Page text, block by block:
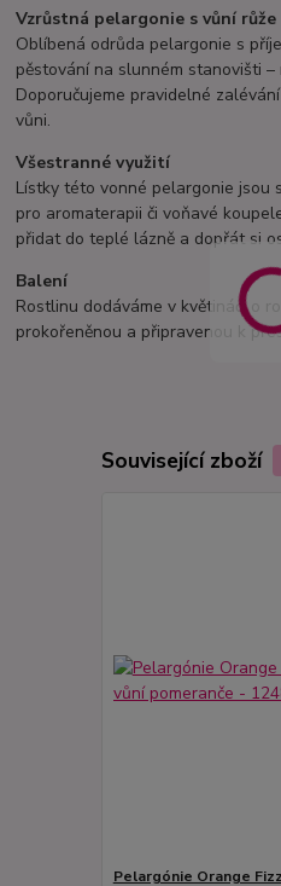
Vzrůstná pelargonie s vůní růže
Oblíbená odrůda pelargonie s
pěstování na slunném stanovišti
Doporučujeme pravidelné
vůni.
Všestranné využití
Lístky této vonné pelargonie jsou
pro aromaterapii či voňavé
přidat do teplé lázně a dopřát si
Balení
Rostlinu dodáváme v květináči o
prokořeněnou a připravenou k
Související zboží
Pelargónie Orange